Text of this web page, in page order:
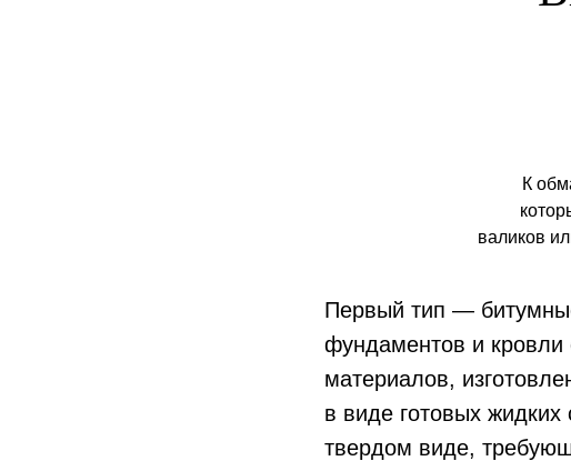
К
валиков
Первый тип —
фундаментов и кровли
материалов,
в виде готовых
твердом виде,